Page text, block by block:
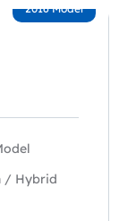
2016 Model
/ Hybrid